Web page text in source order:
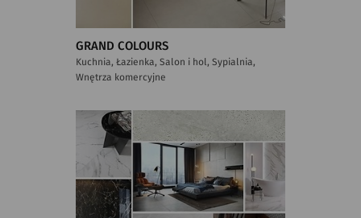
GRAND COLOURS
Kuchnia, Łazienka, Salon i hol, Sypialnia,
Wnętrza komercyjne